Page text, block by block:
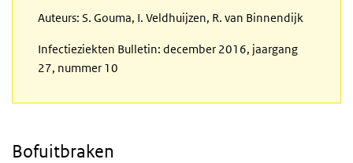
Auteurs: S. Gouma, I. Veldhuijzen, R. van Binnendijk
Infectieziekten Bulletin: december 2016, jaargang
27, nummer 10
Bofuitbraken